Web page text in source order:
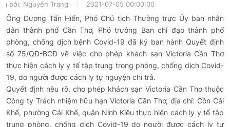
bởi: Nguyên Trang 2021-07-05 00:00:00
Ông Dương Tấn Hiển, Phó Chủ tịch Thường trực Ủy ban nhân
dân thành phố Cần Thơ, Phó trưởng Ban chỉ đạo thành phố
phòng, chống dịch bệnh Covid-19 đã ký ban hành Quyết định
số 75/QĐ-BCĐ về việc cho phép khách sạn Victoria Cần Thơ
thực hiện cách ly y tế tập trung trong phòng, chống dịch Covid-
19, do người được cách ly tự nguyện chi trả.
Quyết định nêu rõ, cho phép khách sạn Victoria Cần Thơ thuộc
Công ty Trách nhiệm hữu hạn Victoria Cần Thơ, địa chỉ: Cồn Cái
Khế, phường Cái Khế, quận Ninh Kiều thực hiện cách ly y tế tập
trung phòng, chống dịch Covid-19 do người được cách ly tự